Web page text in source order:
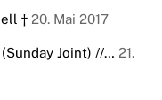
† 20. Mai 2017
(Sunday Joint) //… 21.